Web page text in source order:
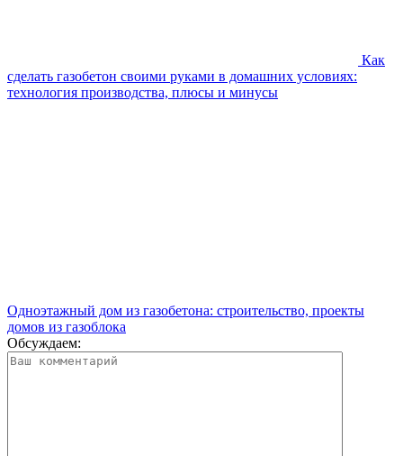
Как
сделать газобетон своими руками в домашних условиях:
технология производства, плюсы и минусы
Одноэтажный дом из газобетона: строительство, проекты
домов из газоблока
Обсуждаем: